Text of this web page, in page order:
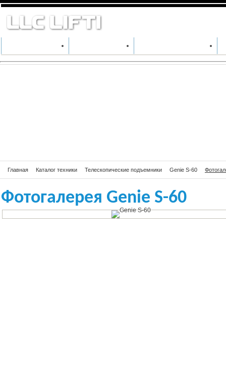
КАТАЛОГ ТЕХНИКИ ПРОИЗВОДИТЕЛИ АРЕНДА СПЕЦТЕХНИКИ
Главная Каталог техники Телескопические подъемники Genie S-60
Фотогалерея Genie S-60